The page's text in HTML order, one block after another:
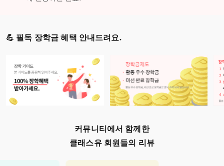
💪 필독 장학금 혜택 안내드려요.
커뮤니티에서 함께한
클래스유 회원들의 리뷰